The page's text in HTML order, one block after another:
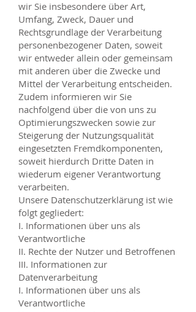
wir Sie insbesondere über Art,
Umfang, Zweck, Dauer und
Rechtsgrundlage der Verarbeitung
personenbezogener Daten, soweit
wir entweder allein oder gemeinsam
mit anderen über die Zwecke und
Mittel der Verarbeitung entscheiden.
Zudem informieren wir Sie
nachfolgend über die von uns zu
Optimierungszwecken sowie zur
Steigerung der Nutzungsqualität
eingesetzten Fremdkomponenten,
soweit hierdurch Dritte Daten in
wiederum eigener Verantwortung
verarbeiten.
Unsere Datenschutzerklärung ist wie
folgt gegliedert:
I. Informationen über uns als
Verantwortliche
II. Rechte der Nutzer und Betroffenen
III. Informationen zur
Datenverarbeitung
I. Informationen über uns als
Verantwortliche